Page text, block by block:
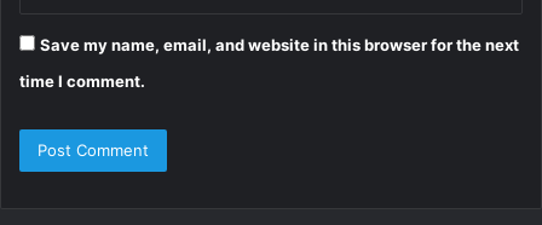
Save my name, email, and website in this browser for the next
time I comment.